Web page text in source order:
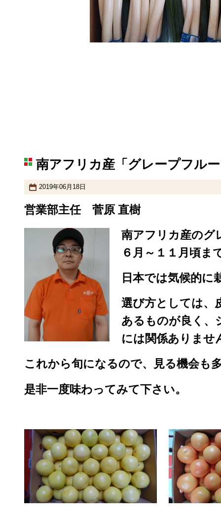
南アフリカ産「グレープフル
2019年06月18日
営業部主任 菅原 直樹
南アフリカ産のグ
６月～１１月頃ま
日本では気候的に
選び方としては、
あるものが良く、
には関係ありませ
これから旬になるので、見る機会も
是非一度味わってみて下さい。